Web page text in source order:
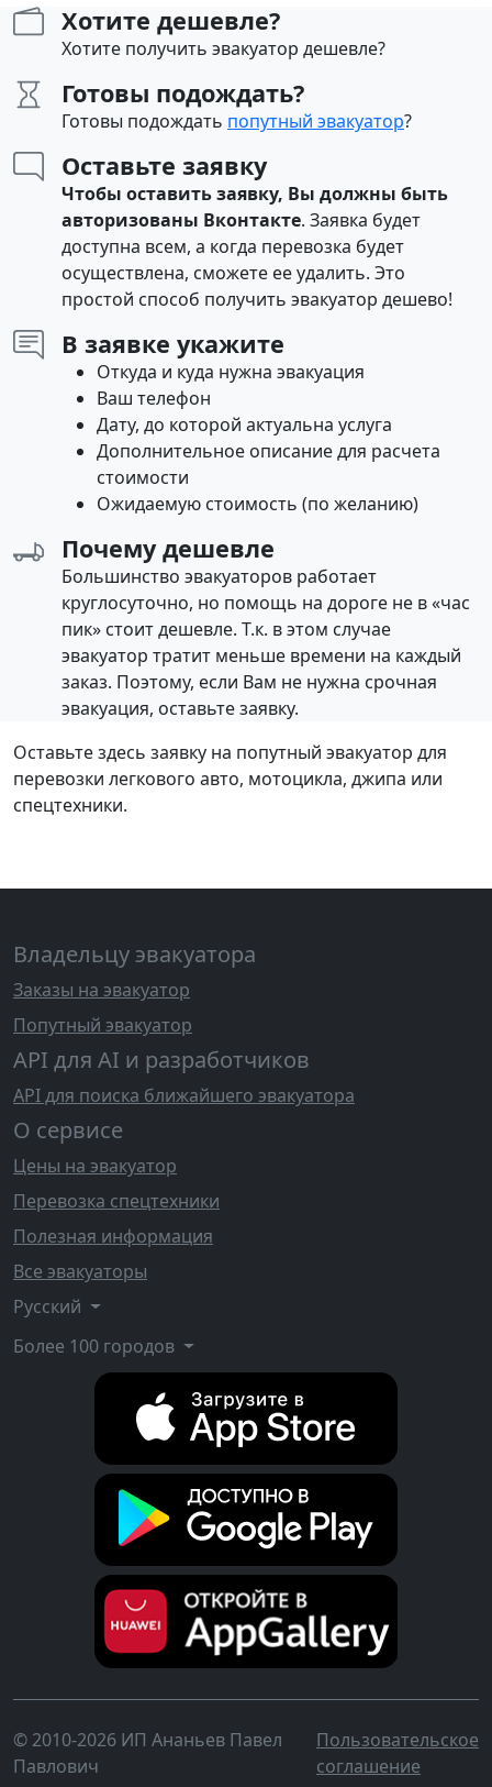
Хотите дешевле?
Хотите получить эвакуатор дешевле?
Готовы подождать?
Готовы подождать попутный эвакуатор?
Оставьте заявку
Чтобы оставить заявку, Вы должны быть
авторизованы Вконтакте. Заявка будет
доступна всем, а когда перевозка будет
осуществлена, сможете ее удалить. Это
простой способ получить эвакуатор дешево!
В заявке укажите
Откуда и куда нужна эвакуация
Ваш телефон
Дату, до которой актуальна услуга
Дополнительное описание для расчета
стоимости
Ожидаемую стоимость (по желанию)
Почему дешевле
Большинство эвакуаторов работает
круглосуточно, но помощь на дороге не в «час
пик» стоит дешевле. Т.к. в этом случае
эвакуатор тратит меньше времени на каждый
заказ. Поэтому, если Вам не нужна срочная
эвакуация, оставьте заявку.
Оставьте здесь заявку на попутный эвакуатор для
перевозки легкового авто, мотоцикла, джипа или
спецтехники.
Владельцу эвакуатора
Заказы на эвакуатор
Попутный эвакуатор
API для AI и разработчиков
API для поиска ближайшего эвакуатора
О сервисе
Цены на эвакуатор
Перевозка спецтехники
Полезная информация
Все эвакуаторы
Русский
Более 100 городов
© 2010-2026 ИП Ананьев Павел
Павлович
Пользовательское
соглашение